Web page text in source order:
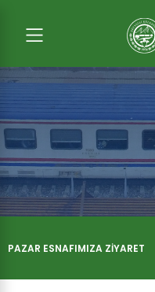
PAZAR ESNAFIMIZA ZİYARET